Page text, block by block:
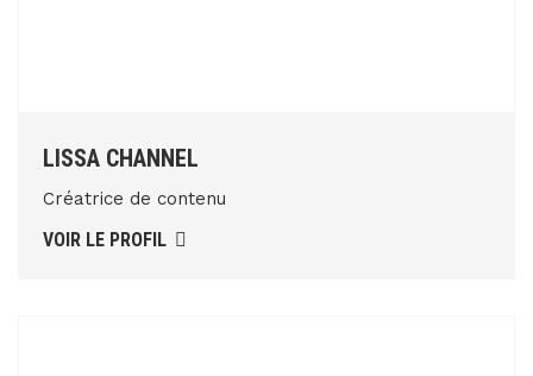
LISSA CHANNEL
Créatrice de contenu
VOIR LE PROFIL